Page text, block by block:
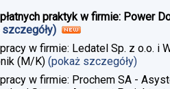
praktyk w firmie: Power
w firmie: Ledatel Sp. z o.o. i
(M/K) (pokaż szczegóły)
w firmie: Prochem SA -